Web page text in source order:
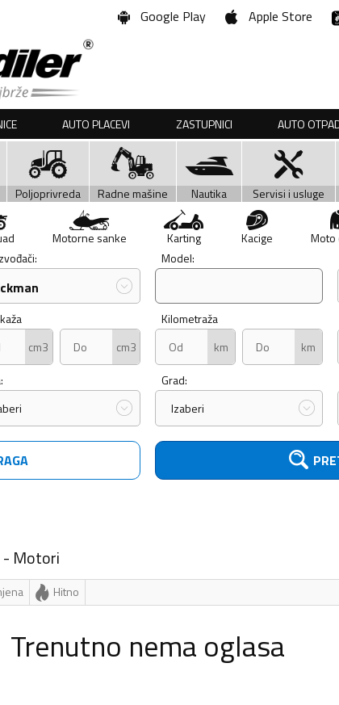
Google Play Apple Store
AUTO PLACEVI ZASTUPNICI AUTO
Poljoprivreda Radne mašine Nautika Servisi i usluge
Motorne sanke Karting Kacige Moto
Model:
cm3
cm3
Kilometraža
km
km
Grad:
Izaberi
- Motori
Hitno
Trenutno nema oglasa